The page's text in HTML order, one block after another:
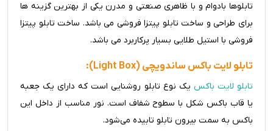
تابلوها بادوام و با ظاهری صنعتی و مدرن یکی از بهترین گزینه ها
برای طراحی و ساخت تابلو پیتزا فروشی می باشد. ساخت تابلو پیتزا
فروشی با استیل طلایی بسیار پرکاربرد می باشد.
تابلو لایت باکس ساندویچی (Light Box):
تابلو لایت باکس یک نوع تابلو روشنایی است که دارای یک جعبه
یا قاب باکس شکل با سطوح شفاف است. نور مناسب از داخل این
باکس به سمت بیرون تابلو تابیده می‌شود.